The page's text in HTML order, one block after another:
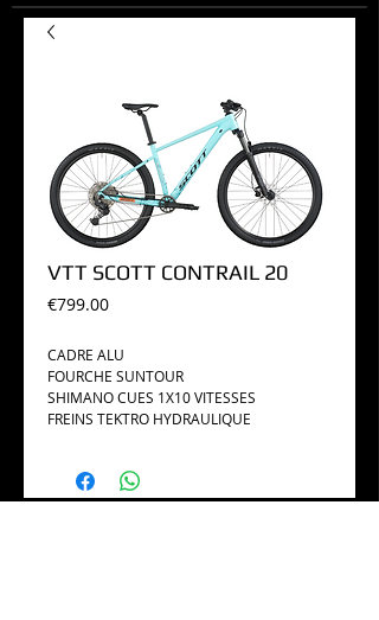
VTT SCOTT CONTRAIL 20
€799.00Price
CADRE ALU
FOURCHE SUNTOUR
SHIMANO CUES 1X10 VITESSES
FREINS TEKTRO HYDRAULIQUE